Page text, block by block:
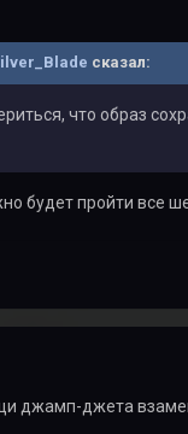
сказал:
что образ
будет пройти все
джамп-джета